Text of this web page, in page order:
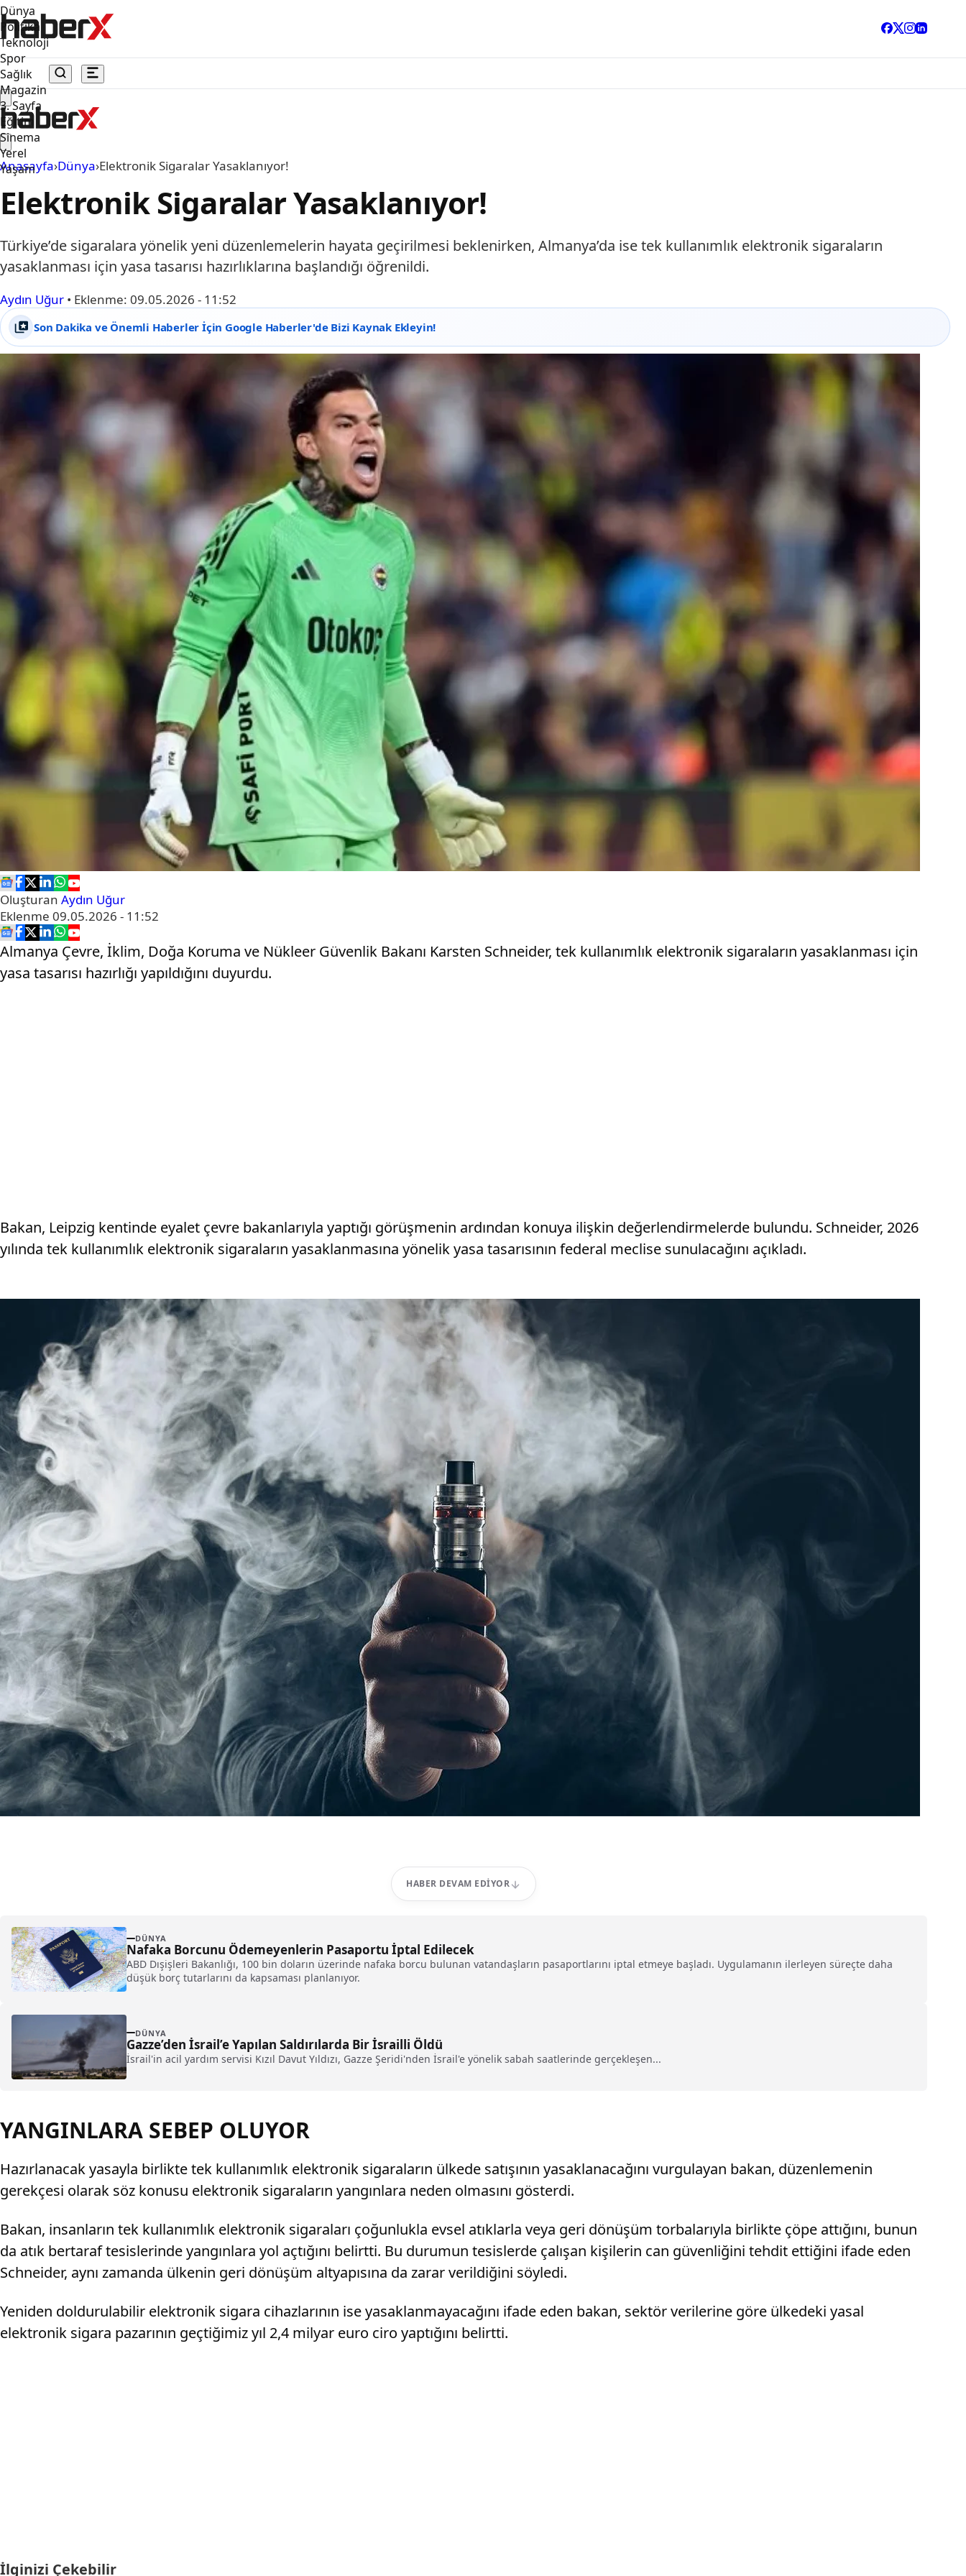
Dünya
Politika
Teknoloji
Spor
Sağlık
Magazin
3. Sayfa
Eğitim
Sinema
Yerel
Yaşam
Anasayfa›Dünya›Elektronik Sigaralar Yasaklanıyor!
Elektronik Sigaralar Yasaklanıyor!
Türkiye’de sigaralara yönelik yeni düzenlemelerin hayata geçirilmesi beklenirken, Almanya’da ise tek kullanımlık elektronik sigaraların
yasaklanması için yasa tasarısı hazırlıklarına başlandığı öğrenildi.
Aydın Uğur • Eklenme: 09.05.2026 - 11:52
Son Dakika ve Önemli Haberler İçin Google Haberler'de Bizi Kaynak Ekleyin!
Oluşturan Aydın Uğur
Eklenme 09.05.2026 - 11:52
Almanya Çevre, İklim, Doğa Koruma ve Nükleer Güvenlik Bakanı Karsten Schneider, tek kullanımlık elektronik sigaraların yasaklanması için
yasa tasarısı hazırlığı yapıldığını duyurdu.
Bakan, Leipzig kentinde eyalet çevre bakanlarıyla yaptığı görüşmenin ardından konuya ilişkin değerlendirmelerde bulundu. Schneider, 2026
yılında tek kullanımlık elektronik sigaraların yasaklanmasına yönelik yasa tasarısının federal meclise sunulacağını açıkladı.
HABER DEVAM EDIYOR
DÜNYA
Nafaka Borcunu Ödemeyenlerin Pasaportu İptal Edilecek
ABD Dışişleri Bakanlığı, 100 bin doların üzerinde nafaka borcu bulunan vatandaşların pasaportlarını iptal etmeye başladı. Uygulamanın ilerleyen süreçte daha
düşük borç tutarlarını da kapsaması planlanıyor.
DÜNYA
Gazze’den İsrail’e Yapılan Saldırılarda Bir İsrailli Öldü
İsrail'in acil yardım servisi Kızıl Davut Yıldızı, Gazze Şeridi'nden İsrail'e yönelik sabah saatlerinde gerçekleşen...
YANGINLARA SEBEP OLUYOR
Hazırlanacak yasayla birlikte tek kullanımlık elektronik sigaraların ülkede satışının yasaklanacağını vurgulayan bakan, düzenlemenin
gerekçesi olarak söz konusu elektronik sigaraların yangınlara neden olmasını gösterdi.
Bakan, insanların tek kullanımlık elektronik sigaraları çoğunlukla evsel atıklarla veya geri dönüşüm torbalarıyla birlikte çöpe attığını, bunun
da atık bertaraf tesislerinde yangınlara yol açtığını belirtti. Bu durumun tesislerde çalışan kişilerin can güvenliğini tehdit ettiğini ifade eden
Schneider, aynı zamanda ülkenin geri dönüşüm altyapısına da zarar verildiğini söyledi.
Yeniden doldurulabilir elektronik sigara cihazlarının ise yasaklanmayacağını ifade eden bakan, sektör verilerine göre ülkedeki yasal
elektronik sigara pazarının geçtiğimiz yıl 2,4 milyar euro ciro yaptığını belirtti.
İlginizi Çekebilir